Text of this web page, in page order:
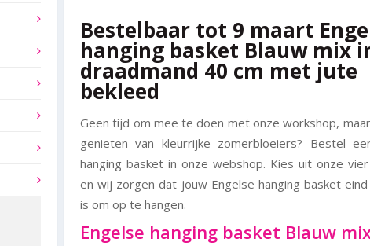
Bestelbaar tot 9 maart
hanging basket Blauw mix
draadmand 40 cm met jute
bekleed
Geen tijd om mee te doen met onze workshop,
genieten van kleurrijke zomerbloeiers? Bestel
hanging basket in onze webshop. Kies uit onze
en wij zorgen dat jouw Engelse hanging basket eind
is om op te hangen.
Engelse hanging basket Blauw